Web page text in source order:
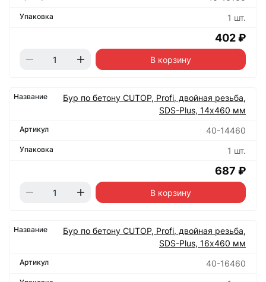
1 шт.
402 ₽
В корзину
Бур по бетону CUTOP, Profi, двойная резьба,
SDS-Plus, 14х460 мм
40-14460
1 шт.
687 ₽
В корзину
Бур по бетону CUTOP, Profi, двойная резьба,
SDS-Plus, 16х460 мм
40-16460